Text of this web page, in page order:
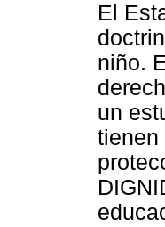
El
niño.
un
tienen